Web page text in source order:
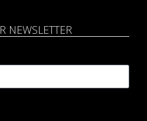
NEWSLETTER